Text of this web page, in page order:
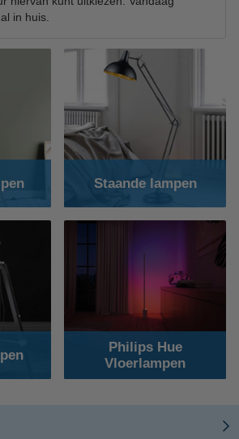
in huis.
Staande lampen
Philips Hue
Vloerlampen